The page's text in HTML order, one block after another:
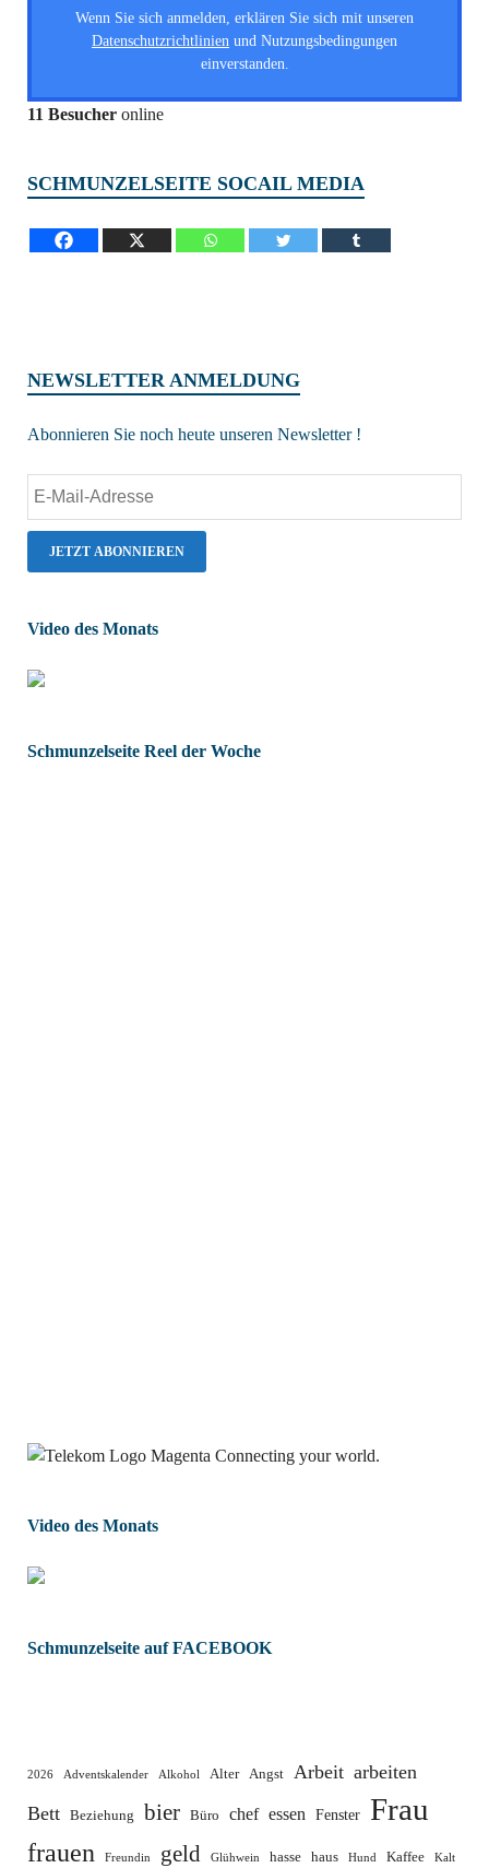
Wenn Sie sich anmelden, erklären Sie sich mit unseren
Datenschutzrichtlinien und Nutzungsbedingungen
einverstanden.
11 Besucher online
SCHMUNZELSEITE SOCAIL MEDIA
NEWSLETTER ANMELDUNG
Abonnieren Sie noch heute unseren Newsletter !
Video des Monats
Schmunzelseite Reel der Woche
Video des Monats
Schmunzelseite auf FACEBOOK
2026 Adventskalender Alkohol Alter Angst Arbeit arbeiten
Bett
Beziehung bier Büro chef essen Fenster Frau
frauen Freundin geld Glühwein hasse haus Hund Kaffee Kalt